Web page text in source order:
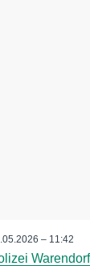
– 11:42
Warendorf